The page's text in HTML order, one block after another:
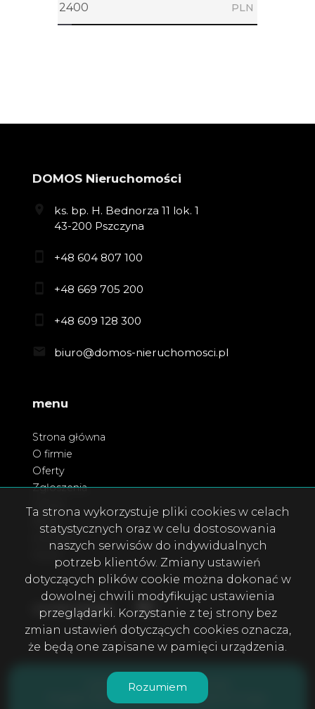
PLN
DOMOS Nieruchomości
ks. bp. H. Bednorza 11 lok. 1
43-200 Pszczyna
+48 604 807 100
+48 669 705 200
+48 609 128 300
biuro@domos-nieruchomosci.pl
menu
Strona główna
O firmie
Oferty
Zgłoszenia
Kontakt
social media Facebook
Facebook
DOMOS Nieruchomości © 2026
Program dla biur nieruchomości
Galactica Virgo
Ta strona wykorzystuje pliki cookies w celach
statystycznych oraz w celu dostosowania
naszych serwisów do indywidualnych
potrzeb klientów. Zmiany ustawień
dotyczących plików cookie można dokonać w
dowolnej chwili modyfikując ustawienia
przeglądarki. Korzystanie z tej strony bez
zmian ustawień dotyczących cookies oznacza,
że będą one zapisane w pamięci urządzenia.
Rozumiem